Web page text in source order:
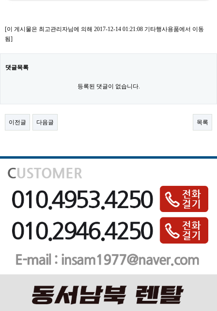
[이 게시물은 최고관리자님에 의해 2017-12-14 01:21:08 기타행사용품에서 이동
됨]
댓글목록
등록된 댓글이 없습니다.
이전글 다음글 목록